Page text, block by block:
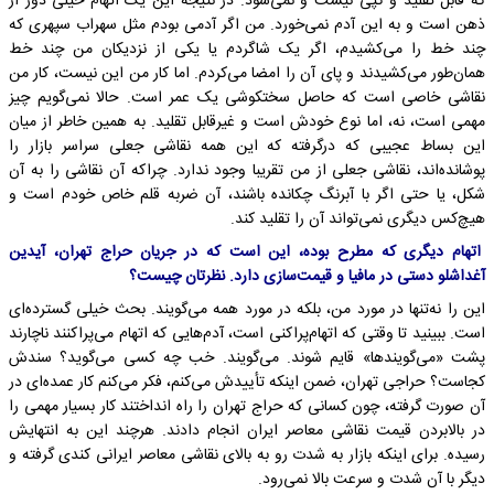
ذهن است و به این آدم نمی‌خورد. من اگر آدمی بودم مثل سهراب سپهری که
چند خط را می‌کشیدم، اگر یک شاگردم یا یکی از نزدیکان من چند خط
همان‌طور می‌کشیدند و پای آن را امضا می‌کردم. اما کار من این نیست، کار من
نقاشی خاصی است که حاصل سختکوشی یک عمر است. حالا نمی‌گویم چیز
مهمی است، نه، اما نوع خودش است و غیرقابل تقلید. به همین خاطر از میان
این بساط عجیبی که درگرفته که این همه نقاشی جعلی سراسر بازار را
پوشانده‌اند، نقاشی جعلی از من تقریبا وجود ندارد. چراکه آن نقاشی را به آن
شکل، یا حتی اگر با آبرنگ چکانده باشند، آن ضربه قلم خاص خودم است و
هیچ‌کس دیگری نمی‌تواند آن را تقلید کند.
اتهام دیگری که مطرح بوده، این است که در جریان حراج تهران، آیدین
آغداشلو دستی در مافیا و قیمت‌سازی دارد. نظرتان چیست؟
این را نه‌تنها در مورد من، بلکه در مورد همه می‌گویند. بحث خیلی گسترده‌ای
است. ببینید تا وقتی که اتهام‌پراکنی است، آدم‌هایی که اتهام می‌پراکنند ناچارند
پشت «می‌گویندها» قایم شوند. می‌گویند. خب چه کسی می‌گوید؟ سندش
کجاست؟ حراجی تهران، ضمن اینکه تأییدش می‌کنم، فکر می‌کنم کار عمده‌ای در
آن صورت گرفته، چون کسانی که حراج تهران را راه انداختند کار بسیار مهمی را
در بالابردن قیمت نقاشی معاصر ایران انجام دادند. هرچند این به انتهایش
رسیده. برای اینکه بازار به شدت رو به بالای نقاشی معاصر ایرانی کندی گرفته و
دیگر با آن شدت و سرعت بالا نمی‌رود.